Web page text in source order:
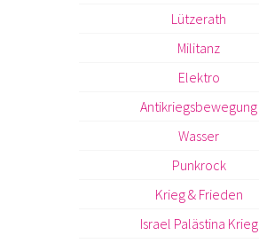
Lützerath
Militanz
Elektro
Antikriegsbewegung
Wasser
Punkrock
Krieg & Frieden
Israel Palästina Krieg